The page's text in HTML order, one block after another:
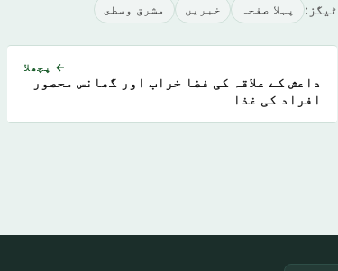
ٹیگز: پہلا صفحہ خبريں مشرق وسطى
← پچھلا
داعش کے علاقہ کی فضا خراب اور گھانس محصور
افراد کی غذا